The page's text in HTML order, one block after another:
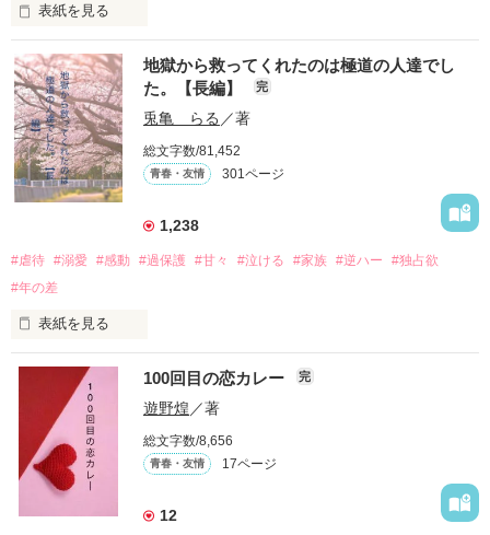
表紙を見る
推しは画面の向こうにいるはずだったのに、仕事先で毎日会っ
ています。
不器用でも努力を諦めない赤。
無口で頼れる黒。
天才肌で笑顔が眩しい白。
三人の姿に勇気をもらい、「私も一歩踏み出してみたい」と思
えるようになった。
笑って、ときどき泣ける。
作品を読む
地獄から救ってくれたのは極道の人達でし
た。【長編】
完
兎亀 らる ／著
総文字数/81,452
青春・友情 301ページ
1,238
#虐待 #溺愛 #感動 #過保護 #甘々 #泣ける #家族 #逆ハー
#独占欲
#年の差
表紙を見る
｢全部あんたのせいよ｣
『──のせいじゃないよ』
｢なんであんたが生きてんのよ｣
『生きていてくれてありがとう』
100回目の恋カレー 完
遊野煌／著
総文字数/8,656
青春・友情 17ページ
12